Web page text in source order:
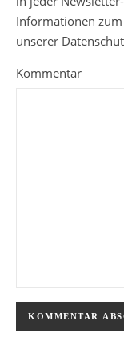
Informationen
unserer
Kommentar